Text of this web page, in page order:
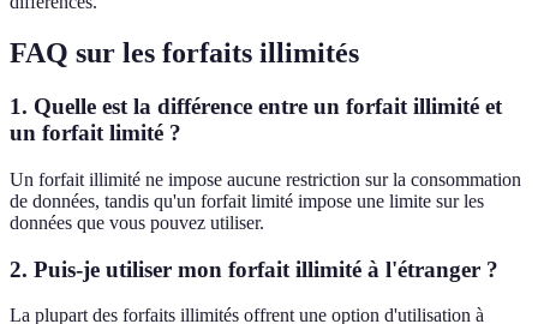
FAQ sur les forfaits illimités
1. Quelle est la différence entre un forfait illimité et
un forfait limité ?
Un forfait illimité ne impose aucune restriction sur la consommation
de données, tandis qu'un forfait limité impose une limite sur les
données que vous pouvez utiliser.
2. Puis-je utiliser mon forfait illimité à l'étranger ?
La plupart des forfaits illimités offrent une option d'utilisation à